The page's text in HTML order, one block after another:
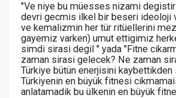
"Ve niye bu müesses nizami
devri gecmis ilkel bir beseri ideoloji
ve kemalizmin her tür ritüellerini
gayemiz varken) umut ettigimiz
simdi sirasi degil " yada "Fitne
zaman sirasi gelecek? Ne zaman
Türkiye bütün enerjisini kaybettikden
Türkiyenin en büyük fitnesi
anlatamadik bu ülkenin en büyük